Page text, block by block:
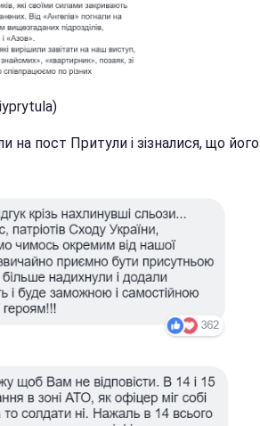
на пост Притули і зізналися, що його